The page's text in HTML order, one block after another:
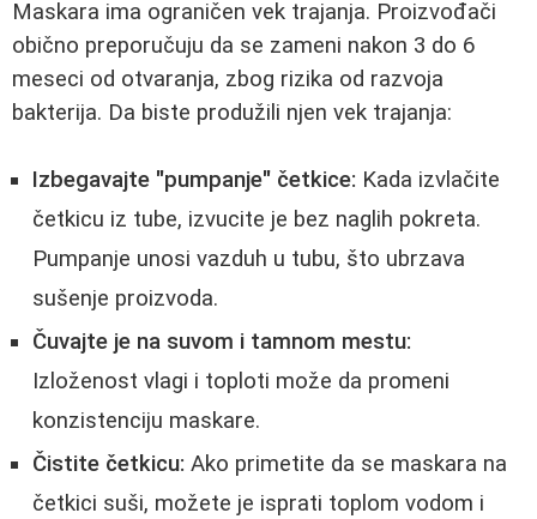
Maskara ima ograničen vek trajanja. Proizvođači
obično preporučuju da se zameni nakon 3 do 6
meseci od otvaranja, zbog rizika od razvoja
bakterija. Da biste produžili njen vek trajanja:
Izbegavajte "pumpanje" četkice: Kada izvlačite
četkicu iz tube, izvucite je bez naglih pokreta.
Pumpanje unosi vazduh u tubu, što ubrzava
sušenje proizvoda.
Čuvajte je na suvom i tamnom mestu:
Izloženost vlagi i toploti može da promeni
konzistenciju maskare.
Čistite četkicu: Ako primetite da se maskara na
četkici suši, možete je isprati toplom vodom i